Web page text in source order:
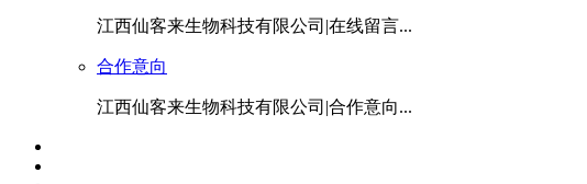
江西仙客来生物科技有限公司|在线留言...
合作意向
江西仙客来生物科技有限公司|合作意向...